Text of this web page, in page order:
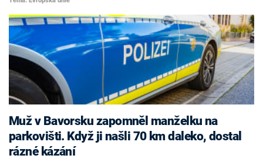
Muž v Bavorsku zapomněl manželku na
parkovišti. Když ji našli 70 km daleko, dostal
rázné kázání